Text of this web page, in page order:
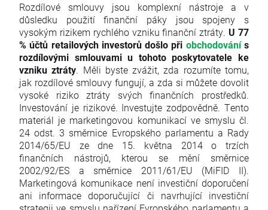
Rozdílové smlouvy jsou komplexní nástroje a v
důsledku použití finanční páky jsou spojeny s
vysokým rizikem rychlého vzniku finanční ztráty. U 77
% účtů retailových investorů došlo při obchodovánís
rozdílovými smlouvami u tohoto poskytovatele ke
vzniku ztráty. Měli byste zvážit, zda rozumíte tomu,
jak rozdílové smlouvy fungují, a zda si můžete dovolit
vysoké riziko ztráty svých finančních prostředků.
Investování je rizikové. Investujte zodpovědně. Tento
materiál je marketingovou komunikací ve smyslu čl.
24 odst. 3 směrnice Evropského parlamentu a Rady
2014/65/EU ze dne 15. května 2014 o trzích
finančních nástrojů, kterou se mění směrnice
2002/92/ES a směrnice 2011/61/EU (MiFID II).
Marketingová komunikace není investiční doporučení
ani informace doporučující či navrhující investiční